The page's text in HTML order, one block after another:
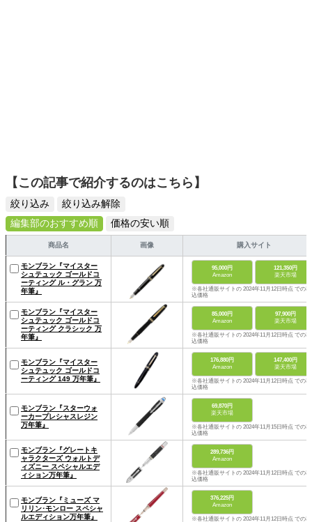
【この記事で紹介するのはこちら】
絞り込み
絞り込み解除
編集部のおすすめ順
価格の安い順
商品名 画像 購入サイト
モンブラン『マイスター
シュテュック ゴールドコ
ーティング ル・グラン 万
年筆』
95,000円
Amazon
121,350円
楽天市場
※各社通販サイトの 2024年11月12日時点 での税
込価格
モンブラン『マイスター
シュテュック ゴールドコ
ーティング クラシック 万
年筆』
85,000円
Amazon
97,900円
楽天市場
※各社通販サイトの 2024年11月12日時点 での税
込価格
モンブラン『マイスター
シュテュック ゴールドコ
ーティング 149 万年筆』
176,880円
Amazon
147,400円
楽天市場
※各社通販サイトの 2024年11月12日時点 での税
込価格
モンブラン『スターウォ
ーカープレシャスレジン
万年筆』
69,870円
楽天市場
※各社通販サイトの 2024年11月15日時点 での税
込価格
モンブラン『グレートキ
ャラクターズ ウォルトデ
ィズニー スペシャルエデ
ィション万年筆』
289,736円
Amazon
※各社通販サイトの 2024年11月12日時点 での税
込価格
モンブラン『ミューズ マ
リリン･モンロー スペシャ
ルエディション万年筆』
376,225円
Amazon
※各社通販サイトの 2024年11月12日時点 での税